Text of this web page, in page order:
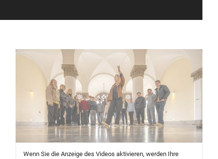
Wenn Sie die Anzeige des Videos aktivieren, werden Ihre